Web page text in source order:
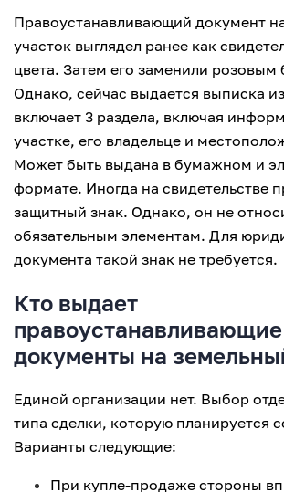
Правоустанавливающий документ
участок выглядел ранее как
цвета. Затем его заменили розовым
Однако, сейчас выдается выписка
включает 3 раздела, включая
участке, его владельце и
Может быть выдана в бумажном и
формате. Иногда на свидетельстве
защитный знак. Однако, он не
обязательным элементам. Для
документа такой знак не требуется.
Кто выдает
правоустанавливающие
документы на
Единой организации нет. Выбор
типа сделки, которую планируется
Варианты следующие:
При купле-продаже стороны